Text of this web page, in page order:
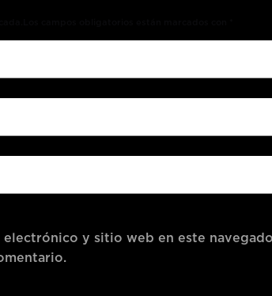
y sitio web en este